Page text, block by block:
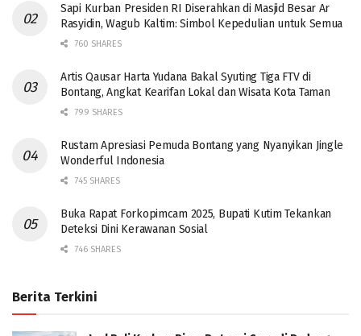
Sapi Kurban Presiden RI Diserahkan di Masjid Besar Ar
Rasyidin, Wagub Kaltim: Simbol Kepedulian untuk Semua
760 SHARES
Artis Qausar Harta Yudana Bakal Syuting Tiga FTV di
Bontang, Angkat Kearifan Lokal dan Wisata Kota Taman
799 SHARES
Rustam Apresiasi Pemuda Bontang yang Nyanyikan Jingle
Wonderful Indonesia
745 SHARES
Buka Rapat Forkopimcam 2025, Bupati Kutim Tekankan
Deteksi Dini Kerawanan Sosial
746 SHARES
Berita Terkini